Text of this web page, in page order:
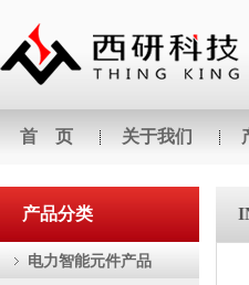
首 页 关于我们
产品分类
电力智能元件产品